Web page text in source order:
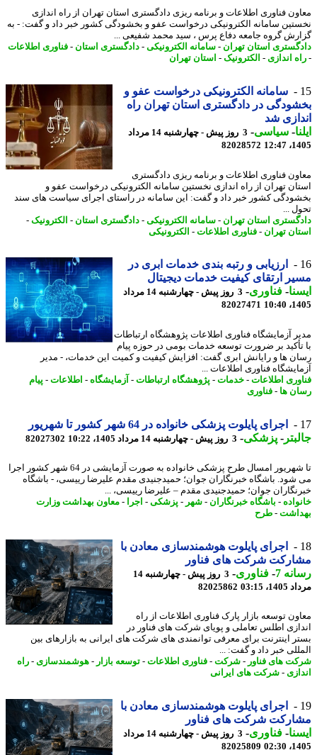
فناوری اطلاعات و برنامه ریزی دادگستری استان تهران از راه اندازی
سامانه الکترونیکی درخواست عفو و بخشودگی کشور خبر داد و گفت: - به
گروه جامعه دفاع پرس ، سید محمد شفیعی ...
استان تهران- سامانه الکترونیکی-دادگستری استان-فناوری اطلاعات
اندازی- الکترونیک-استان تهران
سامانه الکترونیکی درخواست عفو و
در دادگستری استان تهران راه
شد
-سیاسی-
3 روز پیش - چهارشنبه 14 مرداد
82028572
فناوری اطلاعات و برنامه ریزی دادگستری
تهران از راه اندازی نخستین سامانه الکترونیکی درخواست عفو و
کشور خبر داد و گفت: این سامانه در راستای اجرای سیاست های سند
...
استان تهران- سامانه الکترونیکی-دادگستری استان-الکترونیک-
تهران- فناوری اطلاعات-الکترونیکی
ارزیابی و رتبه بندی خدمات ابری در
ارتقای کیفیت خدمات دیجیتال
-فناوری-
3 روز پیش - چهارشنبه 14 مرداد
82027471
آزمایشگاه فناوری اطلاعات پژوهشگاه ارتباطات
بر ضرورت توسعه خدمات بومی در حوزه پیام
ها و رایانش ابری گفت: افزایش کیفیت و کمیت این خدمات، - مدیر
فناوری اطلاعات ...
اطلاعات-خدمات-پژوهشگاه ارتباطات-آزمایشگاه-اطلاعات-پیام
ها- فناوری
اجرای پایلوت پزشکی خانواده در 64 شهر کشور تا شهریور
-پزشکی-3 روز پیش - چهارشنبه 14 مرداد 1405، 10:22 82027302
تا شهریور امسال طرح پزشکی خانواده به صورت آزمایشی در 64 شهر کشور اجرا
باشگاه خبرنگاران جوان؛ حمیدجنیدی مقدم علیرضا رییسی، - باشگاه
جوان؛ حمیدجنیدی مقدم – علیرضا رییسی، ...
- باشگاه خبرنگاران- شهر -پزشکی-اجرا -معاون بهداشت وزارت
-طرح
اجرای پایلوت هوشمندسازی معادن با
شرکت های فناور
7
-فناوری-
3 روز پیش - چهارشنبه 14
03:15
82025862
توسعه بازار پارک فناوری اطلاعات از راه
اطلس تعاملی و پویای شرکت های فناور در
اینترنت برای معرفی توانمندی های شرکت های ایرانی به بازارهای بین
خبر داد و گفت: ...
های فناور-شرکت-فناوری اطلاعات-توسعه بازار - هوشمندسازی- راه
- شرکت های ایرانی
اجرای پایلوت هوشمندسازی معادن با
شرکت های فناور
-فناوری-
3 روز پیش - چهارشنبه 14 مرداد
82025809